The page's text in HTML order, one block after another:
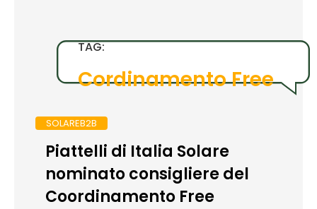
TAG:
Cordinamento Free
SOLAREB2B
Piattelli di Italia Solare
nominato consigliere del
Coordinamento Free